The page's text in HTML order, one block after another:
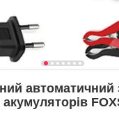
акумуляторів